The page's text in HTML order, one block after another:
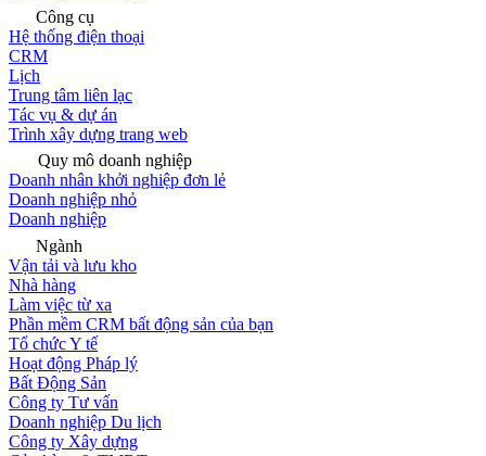
Công cụ
Hệ thống điện thoại
CRM
Lịch
Trung tâm liên lạc
Tác vụ & dự án
Trình xây dựng trang web
Quy mô doanh nghiệp
Doanh nhân khởi nghiệp đơn lẻ
Doanh nghiệp nhỏ
Doanh nghiệp
Ngành
Vận tải và lưu kho
Nhà hàng
Làm việc từ xa
Phần mềm CRM bất động sản của bạn
Tổ chức Y tế
Hoạt động Pháp lý
Bất Động Sản
Công ty Tư vấn
Doanh nghiệp Du lịch
Công ty Xây dựng